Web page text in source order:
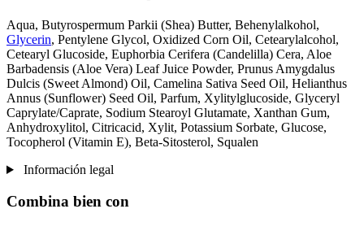
Aqua, Butyrospermum Parkii (Shea) Butter, Behenylalkohol,
Glycerin, Pentylene Glycol, Oxidized Corn Oil, Cetearylalcohol,
Cetearyl Glucoside, Euphorbia Cerifera (Candelilla) Cera, Aloe
Barbadensis (Aloe Vera) Leaf Juice Powder, Prunus Amygdalus
Dulcis (Sweet Almond) Oil, Camelina Sativa Seed Oil, Helianthus
Annus (Sunflower) Seed Oil, Parfum, Xylitylglucoside, Glyceryl
Caprylate/Caprate, Sodium Stearoyl Glutamate, Xanthan Gum,
Anhydroxylitol, Citricacid, Xylit, Potassium Sorbate, Glucose,
Tocopherol (Vitamin E), Beta-Sitosterol, Squalen
Información legal
Combina bien con